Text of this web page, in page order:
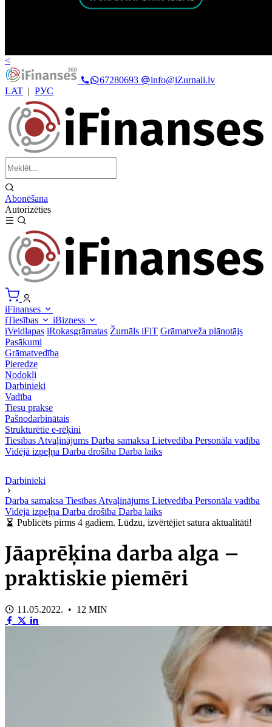
<
67280693
info@iZurnali.lv
LAT | РУС
Abonēšana
Autorizēties
iFinanses
iTiesības
iBizness
iVeidlapas iRokasgrāmatas Žurnāls iFiT Grāmatveža plānotājs
Pasākumi
Grāmatvedība
Pieredze
Nodokļi
Darbinieki
Vadība
Tiesu prakse
Pašnodarbinātais
Strukturētie e-rēķini
Tiesības Atvaļinājums Darba samaksa Lietvedība Personāla vadība
Vidējā izpeļņa Darba drošība Darba laiks
Darbinieki
Darba samaksa Tiesības Atvaļinājums Lietvedība Personāla vadība
Vidējā izpeļņa Darba drošība Darba laiks
Publicēts pirms 4 gadiem. Lūdzu, izvērtējiet satura aktualitāti!
Jāaprēķina darba alga –
praktiskie piemēri
11.05.2022. • 12 MIN